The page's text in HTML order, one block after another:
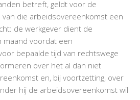
betreft, geldt voor de
die arbeidsovereenkomst een
de werkgever dient de
voordat een
bepaalde tijd van rechtswege
over het al dan niet
en, bij voortzetting, over
hij de arbeidsovereenkomst wil